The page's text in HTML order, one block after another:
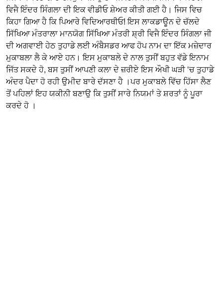
ਵਿਜੈ ਇੰਦਰ ਸਿੰਗਲਾ ਦੀ ਇਕ ਵੀਡੀਓ ਸ਼ੇਅਰ ਕੀਤੀ ਗਈ ਹੈ। ਜਿਸ ਵਿਚ
ਕਿਹਾ ਗਿਆ ਹੈ ਕਿ ਪਿਆਰੇ ਵਿਦਿਆਰਥੀਓ! ਇਸ ਲਾਕਡਾਊਨ ਦੇ ਚੱਲਦੇ
ਸਿੱਖਿਆ ਮੰਤਰਾਲਾ ਮਾਨਯੋਗ ਸਿੱਖਿਆ ਮੰਤਰੀ ਸ਼੍ਰੀ ਵਿਜੈ ਇੰਦਰ ਸਿੰਗਲਾ ਜੀ
ਦੀ ਅਗਵਾਈ ਹੇਠ ਤੁਹਾਡੇ ਲਈ ਅੰਬੈਸਡਰ ਆਫ ਹੋਪ ਨਾਮ ਦਾ ਇੱਕ ਮਜ਼ੇਦਾਰ
ਮੁਕਾਬਲਾ ਲੈ ਕੇ ਆਏ ਹਨ। ਇਸ ਮੁਕਾਬਲੇ ਦੇ ਨਾਲ ਤੁਸੀਂ ਬਹੁਤ ਵੱਡੇ ਇਨਾਮ
ਜਿੱਤ ਸਕਦੇ ਹੋ, ਬਸ ਤੁਸੀਂ ਆਪਣੀ ਕਲਾ ਦੇ ਜ਼ਰੀਏ ਇਸ ਔਖੀ ਘੜੀ ‘ਚ ਤੁਹਾਡੇ
ਅੰਦਰ ਪੈਦਾ ਹੋ ਰਹੀ ਉਮੀਦ ਬਾਰੇ ਦੱਸਣਾ ਹੈ ।ਪਰ ਮੁਕਾਬਲੇ ਵਿੱਚ ਹਿੱਸਾ ਲੈਣ
ਤੋਂ ਪਹਿਲਾਂ ਇਹ ਯਕੀਨੀ ਬਣਾਉ ਕਿ ਤੁਸੀਂ ਸਾਰੇ ਨਿਯਮਾਂ ਤੇ ਸ਼ਰਤਾਂ ਨੂੰ ਪੂਰਾ
ਕਰਦੇ ਹੋ ।